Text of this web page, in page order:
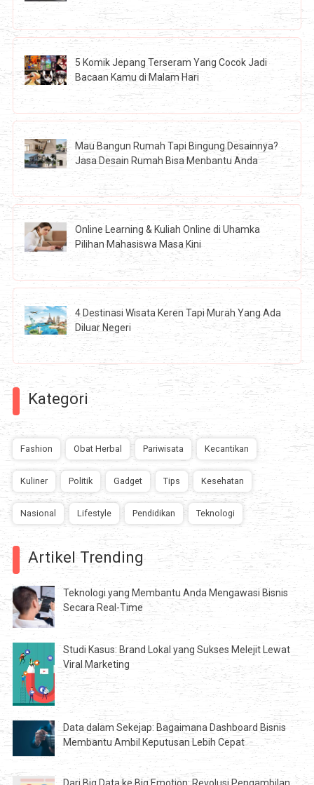
5 Komik Jepang Terseram Yang Cocok Jadi
Bacaan Kamu di Malam Hari
Mau Bangun Rumah Tapi Bingung Desainnya?
Jasa Desain Rumah Bisa Menbantu Anda
Online Learning & Kuliah Online di Uhamka
Pilihan Mahasiswa Masa Kini
4 Destinasi Wisata Keren Tapi Murah Yang Ada
Diluar Negeri
Kategori
Fashion Obat Herbal Pariwisata Kecantikan
Kuliner Politik Gadget Tips Kesehatan
Nasional Lifestyle Pendidikan Teknologi
Artikel Trending
Teknologi yang Membantu Anda Mengawasi Bisnis
Secara Real-Time
Studi Kasus: Brand Lokal yang Sukses Melejit Lewat
Viral Marketing
Data dalam Sekejap: Bagaimana Dashboard Bisnis
Membantu Ambil Keputusan Lebih Cepat